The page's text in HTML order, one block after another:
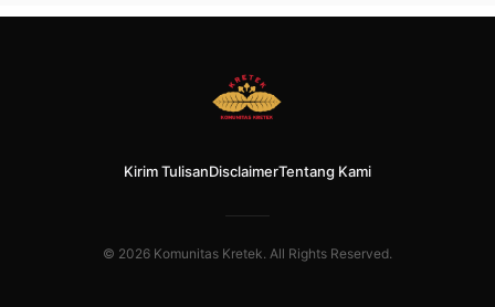
Kirim TulisanDisclaimerTentang Kami
© 2026 Komunitas Kretek. All Rights Reserved.